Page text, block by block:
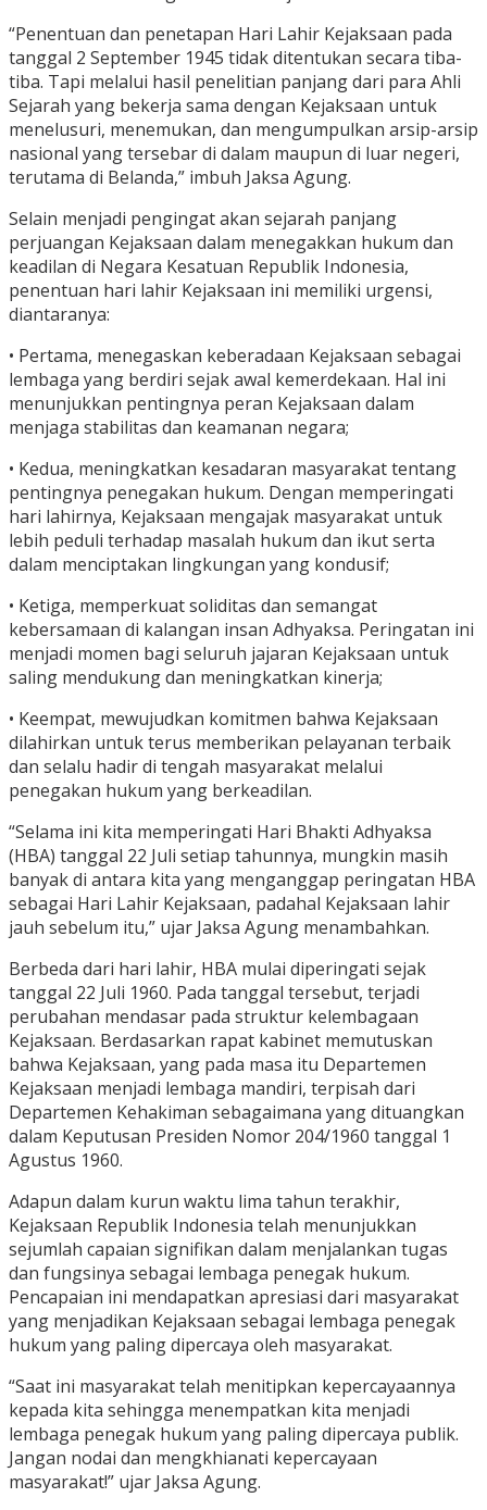
“Penentuan dan penetapan Hari Lahir Kejaksaan pada
tanggal 2 September 1945 tidak ditentukan secara tiba-
tiba. Tapi melalui hasil penelitian panjang dari para Ahli
Sejarah yang bekerja sama dengan Kejaksaan untuk
menelusuri, menemukan, dan mengumpulkan arsip-arsip
nasional yang tersebar di dalam maupun di luar negeri,
terutama di Belanda,” imbuh Jaksa Agung.
Selain menjadi pengingat akan sejarah panjang
perjuangan Kejaksaan dalam menegakkan hukum dan
keadilan di Negara Kesatuan Republik Indonesia,
penentuan hari lahir Kejaksaan ini memiliki urgensi,
diantaranya:
• Pertama, menegaskan keberadaan Kejaksaan sebagai
lembaga yang berdiri sejak awal kemerdekaan. Hal ini
menunjukkan pentingnya peran Kejaksaan dalam
menjaga stabilitas dan keamanan negara;
• Kedua, meningkatkan kesadaran masyarakat tentang
pentingnya penegakan hukum. Dengan memperingati
hari lahirnya, Kejaksaan mengajak masyarakat untuk
lebih peduli terhadap masalah hukum dan ikut serta
dalam menciptakan lingkungan yang kondusif;
• Ketiga, memperkuat soliditas dan semangat
kebersamaan di kalangan insan Adhyaksa. Peringatan ini
menjadi momen bagi seluruh jajaran Kejaksaan untuk
saling mendukung dan meningkatkan kinerja;
• Keempat, mewujudkan komitmen bahwa Kejaksaan
dilahirkan untuk terus memberikan pelayanan terbaik
dan selalu hadir di tengah masyarakat melalui
penegakan hukum yang berkeadilan.
“Selama ini kita memperingati Hari Bhakti Adhyaksa
(HBA) tanggal 22 Juli setiap tahunnya, mungkin masih
banyak di antara kita yang menganggap peringatan HBA
sebagai Hari Lahir Kejaksaan, padahal Kejaksaan lahir
jauh sebelum itu,” ujar Jaksa Agung menambahkan.
Berbeda dari hari lahir, HBA mulai diperingati sejak
tanggal 22 Juli 1960. Pada tanggal tersebut, terjadi
perubahan mendasar pada struktur kelembagaan
Kejaksaan. Berdasarkan rapat kabinet memutuskan
bahwa Kejaksaan, yang pada masa itu Departemen
Kejaksaan menjadi lembaga mandiri, terpisah dari
Departemen Kehakiman sebagaimana yang dituangkan
dalam Keputusan Presiden Nomor 204/1960 tanggal 1
Agustus 1960.
Adapun dalam kurun waktu lima tahun terakhir,
Kejaksaan Republik Indonesia telah menunjukkan
sejumlah capaian signifikan dalam menjalankan tugas
dan fungsinya sebagai lembaga penegak hukum.
Pencapaian ini mendapatkan apresiasi dari masyarakat
yang menjadikan Kejaksaan sebagai lembaga penegak
hukum yang paling dipercaya oleh masyarakat.
“Saat ini masyarakat telah menitipkan kepercayaannya
kepada kita sehingga menempatkan kita menjadi
lembaga penegak hukum yang paling dipercaya publik.
Jangan nodai dan mengkhianati kepercayaan
masyarakat!” ujar Jaksa Agung.